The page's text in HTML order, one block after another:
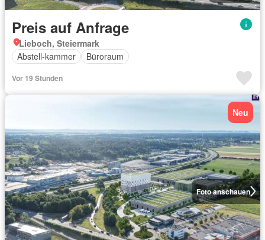
Preis auf Anfrage
Lieboch, Steiermark
Abstell-kammer
Büroraum
Vor 19 Stunden
Foto anschauen
Neu